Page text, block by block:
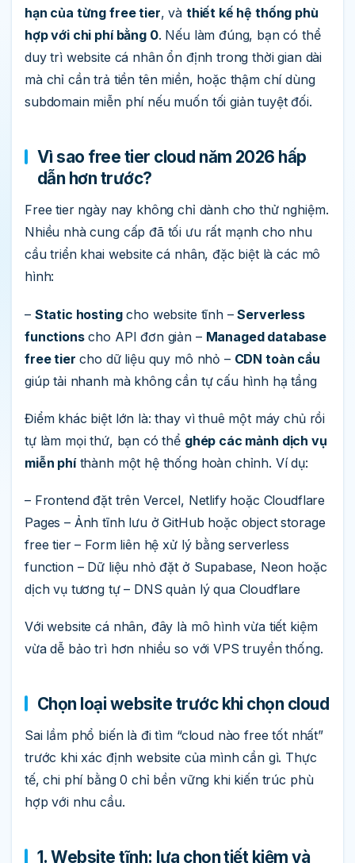
hạn của từng free tier, và thiết kế hệ thống phù
hợp với chi phí bằng 0. Nếu làm đúng, bạn có thể
duy trì website cá nhân ổn định trong thời gian dài
mà chỉ cần trả tiền tên miền, hoặc thậm chí dùng
subdomain miễn phí nếu muốn tối giản tuyệt đối.
Vì sao free tier cloud năm 2026 hấp
dẫn hơn trước?
Free tier ngày nay không chỉ dành cho thử nghiệm.
Nhiều nhà cung cấp đã tối ưu rất mạnh cho nhu
cầu triển khai website cá nhân, đặc biệt là các mô
hình:
– Static hostingcho website tĩnh –Serverless
functionscho API đơn giản – Managed database
free tier cho dữ liệu quy mô nhỏ – CDN toàn cầu
giúp tải nhanh mà không cần tự cấu hình hạ tầng
Điểm khác biệt lớn là: thay vì thuê một máy chủ rồi
tự làm mọi thứ, bạn có thể ghép các mảnh dịch vụ
miễn phíthành một hệ thống hoàn chỉnh. Ví dụ:
– Frontend đặt trên Vercel, Netlify hoặc Cloudflare
Pages – Ảnh tĩnh lưu ở GitHub hoặc object storage
free tier – Form liên hệ xử lý bằng serverless
function – Dữ liệu nhỏ đặt ở Supabase, Neon hoặc
dịch vụ tương tự – DNS quản lý qua Cloudflare
Với website cá nhân, đây là mô hình vừa tiết kiệm
vừa dễ bảo trì hơn nhiều so với VPS truyền thống.
Chọn loại website trước khi chọn cloud
Sai lầm phổ biến là đi tìm “cloud nào free tốt nhất”
trước khi xác định website của mình cần gì. Thực
tế, chi phí bằng 0 chỉ bền vững khi kiến trúc phù
hợp với nhu cầu.
1. Website tĩnh: lựa chọn tiết kiệm và